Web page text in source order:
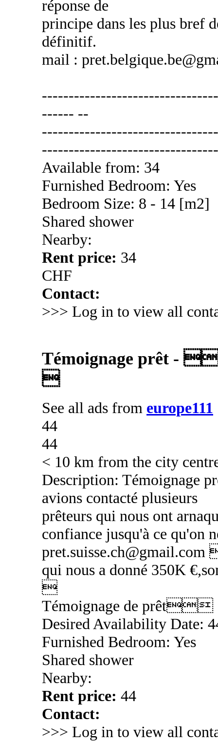
réponse de
principe dans les plus bref
définitif.
mail :
------ --
Available from: 34
Furnished Bedroom: Yes
Bedroom Size: 8 - 14 [m2]
Shared shower
Nearby:
Rent price: 34
CHF
Contact:
>>> Log in to view all
Témoignage prêt -

See all ads from europe111
44
44
< 10 km from the city
Description:
avions contacté plusieurs
prêteurs qui nous ont
confiance jusqu'à ce qu'on
qui nous a donné 350K

Témoignage de prêt
Desired Availability Date:
Furnished Bedroom: Yes
Shared shower
Nearby:
Rent price: 44
Contact:
>>> Log in to view all